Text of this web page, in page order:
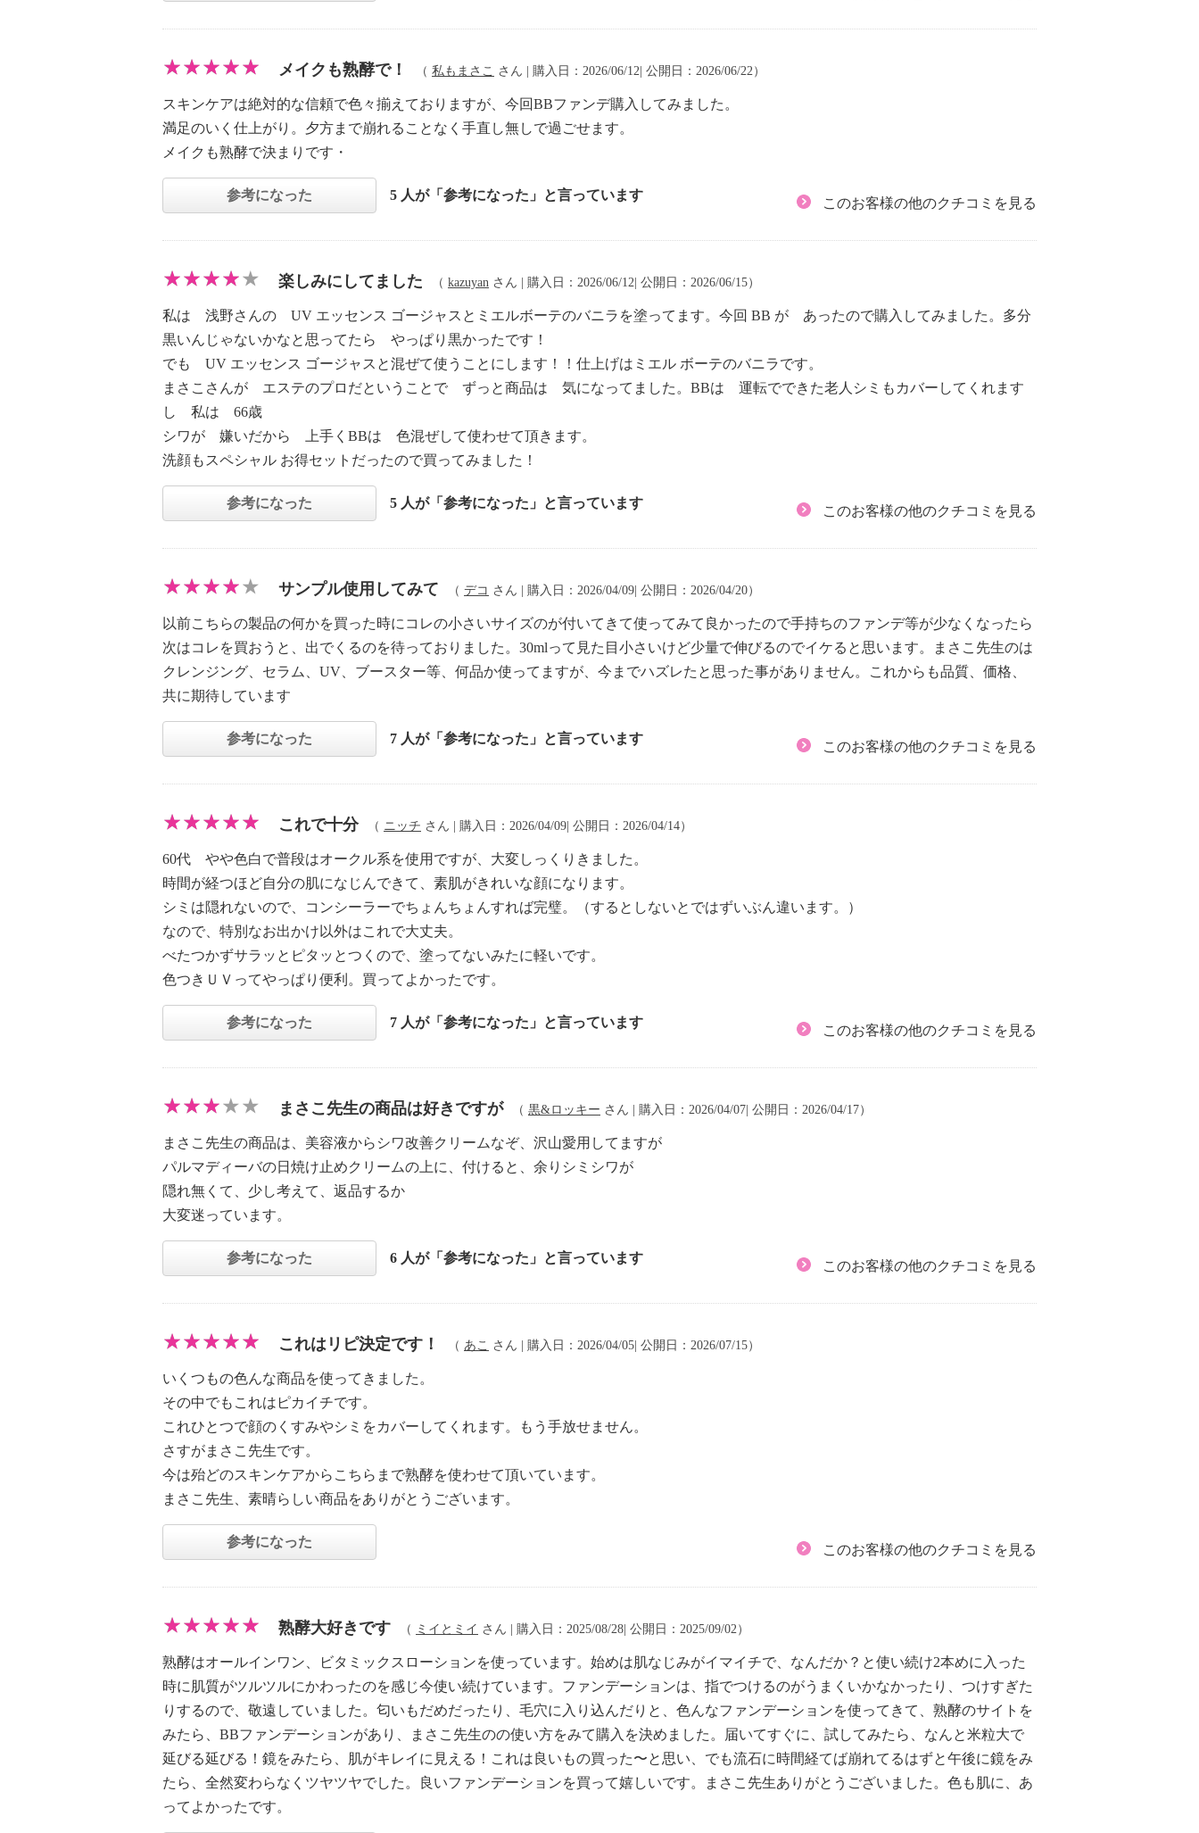
メイクも熟酵で！ （ 私もまさこ さん | 購入日：2026/06/12| 公開日：2026/06/22）
スキンケアは絶対的な信頼で色々揃えておりますが、今回BBファンデ購入してみました。
満足のいく仕上がり。夕方まで崩れることなく手直し無しで過ごせます。
メイクも熟酵で決まりです・
参考になった 5 人が「参考になった」と言っています
このお客様の他のクチコミを見る
楽しみにしてました （ kazuyan さん | 購入日：2026/06/12| 公開日：2026/06/15）
私は 浅野さんの UV エッセンス ゴージャスとミエルボーテのバニラを塗ってます。今回 BB が あったので購入してみました。多分
黒いんじゃないかなと思ってたら やっぱり黒かったです！
でも UV エッセンス ゴージャスと混ぜて使うことにします！！仕上げはミエル ボーテのバニラです。
まさこさんが エステのプロだということで ずっと商品は 気になってました。BBは 運転でできた老人シミもカバーしてくれます
し 私は 66歳
シワが 嫌いだから 上手くBBは 色混ぜして使わせて頂きます。
洗顔もスペシャル お得セットだったので買ってみました！
参考になった 5 人が「参考になった」と言っています
このお客様の他のクチコミを見る
サンプル使用してみて （ デコ さん | 購入日：2026/04/09| 公開日：2026/04/20）
以前こちらの製品の何かを買った時にコレの小さいサイズのが付いてきて使ってみて良かったので手持ちのファンデ等が少なくなったら
次はコレを買おうと、出でくるのを待っておりました。30mlって見た目小さいけど少量で伸びるのでイケると思います。まさこ先生のは
クレンジング、セラム、UV、ブースター等、何品か使ってますが、今までハズレたと思った事がありません。これからも品質、価格、
共に期待しています
参考になった 7 人が「参考になった」と言っています
このお客様の他のクチコミを見る
これで十分 （ ニッチ さん | 購入日：2026/04/09| 公開日：2026/04/14）
60代 やや色白で普段はオークル系を使用ですが、大変しっくりきました。
時間が経つほど自分の肌になじんできて、素肌がきれいな顔になります。
シミは隠れないので、コンシーラーでちょんちょんすれば完璧。（するとしないとではずいぶん違います。）
なので、特別なお出かけ以外はこれで大丈夫。
べたつかずサラッとピタッとつくので、塗ってないみたに軽いです。
色つきＵＶってやっぱり便利。買ってよかったです。
参考になった 7 人が「参考になった」と言っています
このお客様の他のクチコミを見る
まさこ先生の商品は好きですが （ 黒&ロッキー さん | 購入日：2026/04/07| 公開日：2026/04/17）
まさこ先生の商品は、美容液からシワ改善クリームなぞ、沢山愛用してますが
パルマディーバの日焼け止めクリームの上に、付けると、余りシミシワが
隠れ無くて、少し考えて、返品するか
大変迷っています。
参考になった 6 人が「参考になった」と言っています
このお客様の他のクチコミを見る
これはリピ決定です！ （ あこ さん | 購入日：2026/04/05| 公開日：2026/07/15）
いくつもの色んな商品を使ってきました。
その中でもこれはピカイチです。
これひとつで顔のくすみやシミをカバーしてくれます。もう手放せません。
さすがまさこ先生です。
今は殆どのスキンケアからこちらまで熟酵を使わせて頂いています。
まさこ先生、素晴らしい商品をありがとうございます。
参考になった
このお客様の他のクチコミを見る
熟酵大好きです （ ミイとミイ さん | 購入日：2025/08/28| 公開日：2025/09/02）
熟酵はオールインワン、ビタミックスローションを使っています。始めは肌なじみがイマイチで、なんだか？と使い続け2本めに入った
時に肌質がツルツルにかわったのを感じ今使い続けています。ファンデーションは、指でつけるのがうまくいかなかったり、つけすぎた
りするので、敬遠していました。匂いもだめだったり、毛穴に入り込んだりと、色んなファンデーションを使ってきて、熟酵のサイトを
みたら、BBファンデーションがあり、まさこ先生のの使い方をみて購入を決めました。届いてすぐに、試してみたら、なんと米粒大で
延びる延びる！鏡をみたら、肌がキレイに見える！これは良いもの買った〜と思い、でも流石に時間経てば崩れてるはずと午後に鏡をみ
たら、全然変わらなくツヤツヤでした。良いファンデーションを買って嬉しいです。まさこ先生ありがとうございました。色も肌に、あ
ってよかったです。